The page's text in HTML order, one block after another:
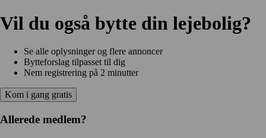
Vil du også bytte din lejebolig?
Se alle oplysninger og flere annoncer
Bytteforslag tilpasset til dig
Nem registrering på 2 minutter
Kom i gang gratis
Allerede medlem?